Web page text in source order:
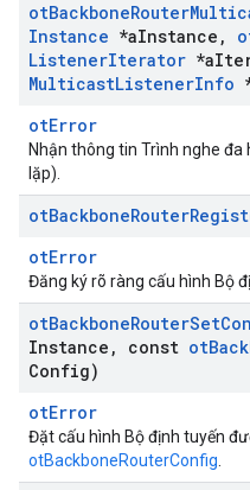
otBackboneRouter
Instance *aInstance ,
ListenerIterator *a
MulticastListenerInfo
otError
Nhận thông tin Trình nghe
lặp).
otBackboneRouter
otError
Đăng ký rõ ràng cấu hình Bộ
otBackboneRouterSet
Instance , const ot
Config)
otError
Đặt cấu hình Bộ định tuyến
otBackboneRouterConfig